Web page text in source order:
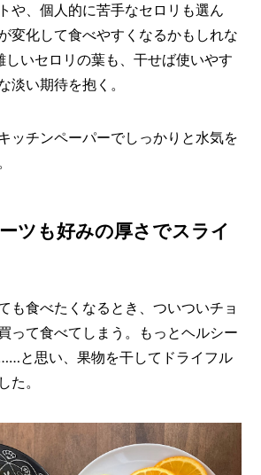
や、個人的に苦手なセロリも選ん
変化して食べやすくなるかもしれな
いセロリの葉も、干せば使いやす
淡い期待を抱く。
ッチンペーパーでしっかりと水気を
ツも好みの厚さでスライ
も食べたくなるとき、ついついチョ
って食べてしまう。もっとヘルシー
と思い、果物を干してドライフル
た。